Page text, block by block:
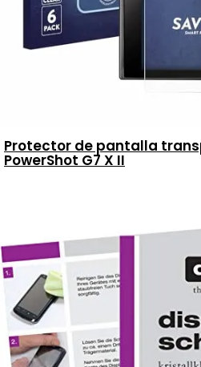
Protector de pantalla
PowerShot G7 X II